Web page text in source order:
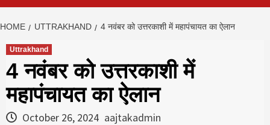
HOME UTTRAKHAND 4 नवंबर को उत्तरकाशी में महापंचायत का ऐलान
Uttrakhand
4 नवंबर को उत्तरकाशी में
महापंचायत का ऐलान
October 26, 2024 aajtakadmin